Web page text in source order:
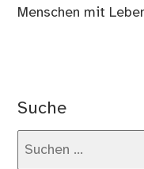
Menschen mit
Suche